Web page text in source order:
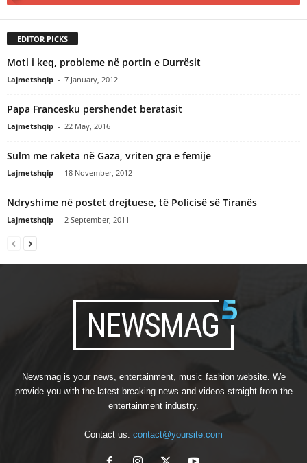
EDITOR PICKS
Moti i keq, probleme në portin e Durrësit
Lajmetshqip - 7 January, 2012
Papa Francesku pershendet beratasit
Lajmetshqip - 22 May, 2016
Sulm me raketa në Gaza, vriten gra e femije
Lajmetshqip - 18 November, 2012
Ndryshime në postet drejtuese, të Policisë së Tiranës
Lajmetshqip - 2 September, 2011
Newsmag is your news, entertainment, music fashion website. We
provide you with the latest breaking news and videos straight from the
entertainment industry.
Contact us: contact@yoursite.com